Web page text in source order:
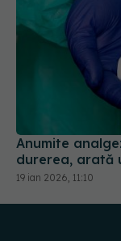
Anumite
durerea, arată
19 ian 2026, 11:10